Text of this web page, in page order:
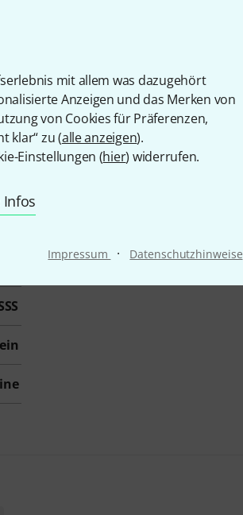
mit allem was dazugehört
Anzeigen und das Merken von
von Cookies für Präferenzen,
klar“ zu (alle anzeigen).
Einstellungen (hier) widerrufen.
Impressum · Datenschutzhinweise